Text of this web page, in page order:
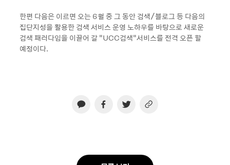
한편 다음은 이르면 오는 6월 중 그 동안 검색/블로그 등 다음의
집단지성을 활용한 검색 서비스 운영 노하우를 바탕으로 새로운
검색 패러다임을 이끌어 갈 “UCC검색“서비스를 전격 오픈 할
예정이다.